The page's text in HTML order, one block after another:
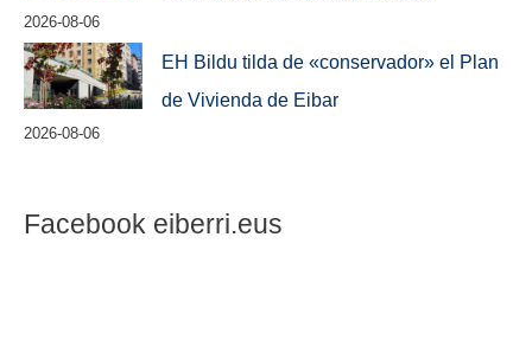
2026-08-06
EH Bildu tilda de «conservador» el Plan
de Vivienda de Eibar
2026-08-06
Facebook eiberri.eus